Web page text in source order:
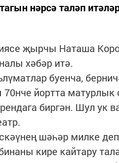
нәрсә таләп
җырчы Наташа
хәбәр итә.
буенча,
йортта матурлык
биргән. Шул ук
шәһәр милке
кире кайтару